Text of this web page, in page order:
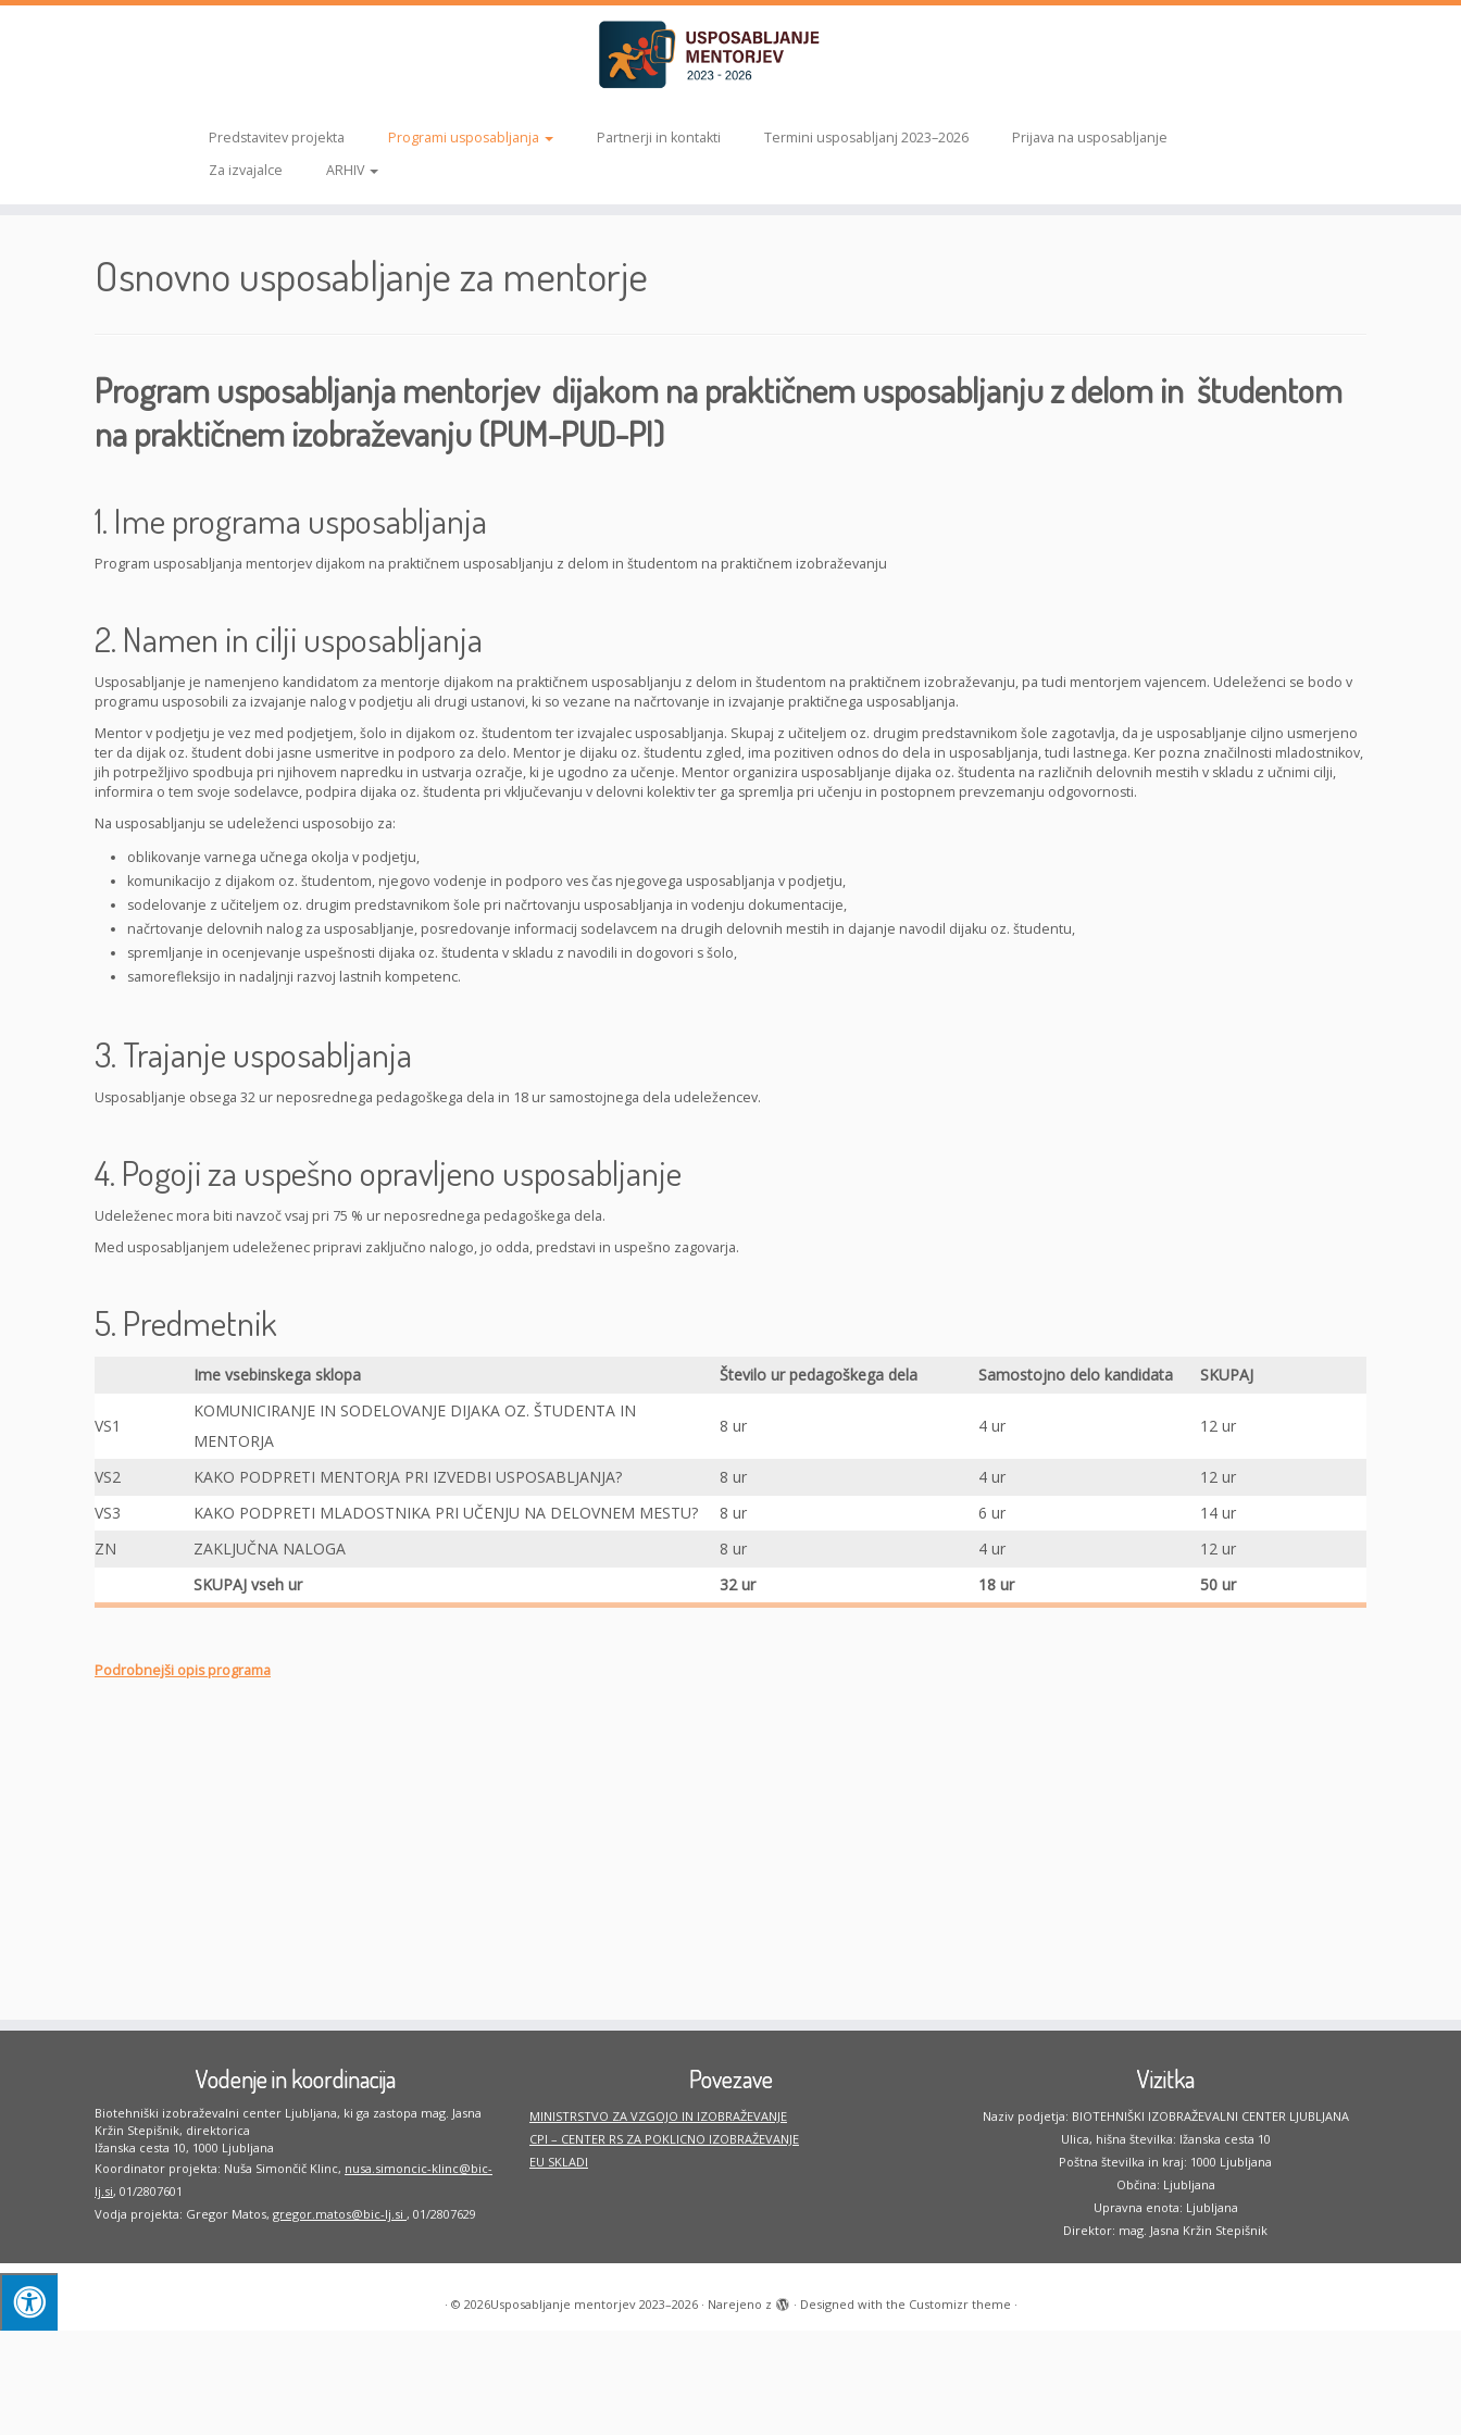
Predstavitev projekta Programi usposabljanja Partnerji in kontakti Termini usposabljanj 2023–2026
Prijava na usposabljanje
Za izvajalce
ARHIV
Osnovno usposabljanje za mentorje
Program usposabljanja mentorjev dijakom na praktičnem usposabljanju z delom in študentom
na praktičnem izobraževanju (PUM-PUD-PI)
1. Ime programa usposabljanja
Program usposabljanja mentorjev dijakom na praktičnem usposabljanju z delom in študentom na praktičnem izobraževanju
2. Namen in cilji usposabljanja
Usposabljanje je namenjeno kandidatom za mentorje dijakom na praktičnem usposabljanju z delom in študentom na praktičnem izobraževanju, pa tudi mentorjem vajencem. Udeleženci se bodo v
programu usposobili za izvajanje nalog v podjetju ali drugi ustanovi, ki so vezane na načrtovanje in izvajanje praktičnega usposabljanja.
Mentor v podjetju je vez med podjetjem, šolo in dijakom oz. študentom ter izvajalec usposabljanja. Skupaj z učiteljem oz. drugim predstavnikom šole zagotavlja, da je usposabljanje ciljno usmerjeno
ter da dijak oz. študent dobi jasne usmeritve in podporo za delo. Mentor je dijaku oz. študentu zgled, ima pozitiven odnos do dela in usposabljanja, tudi lastnega. Ker pozna značilnosti mladostnikov,
jih potrpežljivo spodbuja pri njihovem napredku in ustvarja ozračje, ki je ugodno za učenje. Mentor organizira usposabljanje dijaka oz. študenta na različnih delovnih mestih v skladu z učnimi cilji,
informira o tem svoje sodelavce, podpira dijaka oz. študenta pri vključevanju v delovni kolektiv ter ga spremlja pri učenju in postopnem prevzemanju odgovornosti.
Na usposabljanju se udeleženci usposobijo za:
oblikovanje varnega učnega okolja v podjetju,
komunikacijo z dijakom oz. študentom, njegovo vodenje in podporo ves čas njegovega usposabljanja v podjetju,
sodelovanje z učiteljem oz. drugim predstavnikom šole pri načrtovanju usposabljanja in vodenju dokumentacije,
načrtovanje delovnih nalog za usposabljanje, posredovanje informacij sodelavcem na drugih delovnih mestih in dajanje navodil dijaku oz. študentu,
spremljanje in ocenjevanje uspešnosti dijaka oz. študenta v skladu z navodili in dogovori s šolo,
samorefleksijo in nadaljnji razvoj lastnih kompetenc.
3. Trajanje usposabljanja
Usposabljanje obsega 32 ur neposrednega pedagoškega dela in 18 ur samostojnega dela udeležencev.
4. Pogoji za uspešno opravljeno usposabljanje
Udeleženec mora biti navzoč vsaj pri 75 % ur neposrednega pedagoškega dela.
Med usposabljanjem udeleženec pripravi zaključno nalogo, jo odda, predstavi in uspešno zagovarja.
5. Predmetnik
Ime vsebinskega sklopa Število ur pedagoškega dela Samostojno delo kandidata SKUPAJ
VS1
KOMUNICIRANJE IN SODELOVANJE DIJAKA OZ. ŠTUDENTA IN
MENTORJA
8 ur 4 ur 12 ur
VS2 KAKO PODPRETI MENTORJA PRI IZVEDBI USPOSABLJANJA? 8 ur 4 ur
12 ur
VS3
KAKO PODPRETI MLADOSTNIKA PRI UČENJU NA DELOVNEM MESTU? 8 ur 6 ur
14 ur
ZN
ZAKLJUČNA NALOGA 8 ur 4 ur
12 ur
SKUPAJ vseh ur
32 ur 18 ur 50 ur
Podrobnejši opis programa
Vodenje in koordinacija
Biotehniški izobraževalni center Ljubljana, ki ga zastopa mag. Jasna
Kržin Stepišnik, direktorica
Ižanska cesta 10, 1000 Ljubljana
Koordinator projekta: Nuša Simončič Klinc, nusa.simoncic-klinc@bic-
lj.si, 01/2807601
Vodja projekta: Gregor Matos, gregor.matos@bic-lj.si , 01/2807629
Povezave
MINISTRSTVO ZA VZGOJO IN IZOBRAŽEVANJE
CPI – CENTER RS ZA POKLICNO IZOBRAŽEVANJE
EU SKLADI
Vizitka
Naziv podjetja: BIOTEHNIŠKI IZOBRAŽEVALNI CENTER LJUBLJANA
Ulica, hišna številka: Ižanska cesta 10
Poštna številka in kraj: 1000 Ljubljana
Občina: Ljubljana
Upravna enota: Ljubljana
Direktor: mag. Jasna Kržin Stepišnik
· © 2026Usposabljanje mentorjev 2023–2026· Narejeno z · Designed with the Customizr theme ·